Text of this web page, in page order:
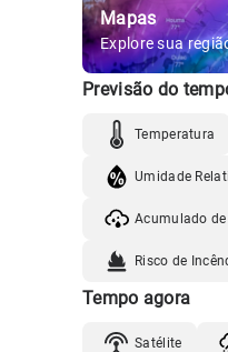
Mapas
Explore sua
Previsão do
Temperatura
Umidade
Acumulado de
Risco de
Tempo agora
Satélite